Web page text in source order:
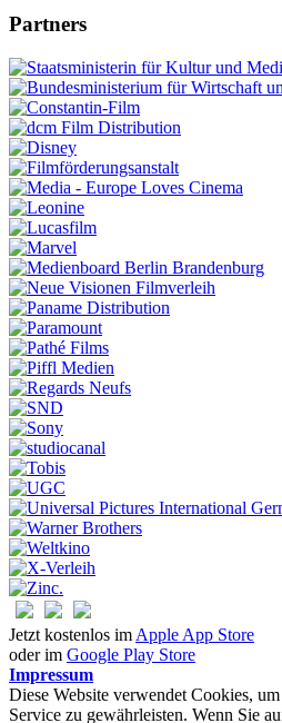
Partners
Jetzt kostenlos im Apple App Store
oder im Google Play Store
Impressum
Diese Website verwendet Cookies,
Service zu gewährleisten. Wenn Sie